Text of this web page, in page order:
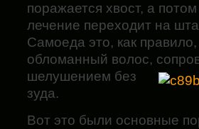
поражается хвост, а
лечение переходит на
Самоеда это, как
обломанный волос,
шелушением без
зуда.
Вот это были основные